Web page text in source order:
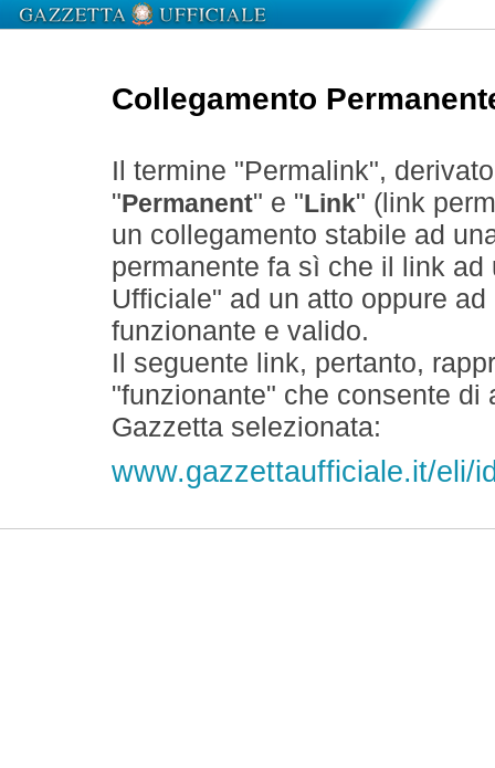
Collegamento
Il termine "Permalink",
" Permanent" e " Link" (link
un collegamento stabile ad
permanente fa sì che il link
Ufficiale" ad un atto oppure
funzionante e valido.
Il seguente link, pertanto,
"funzionante" che consente
Gazzetta selezionata:
www.gazzettaufficiale.it/eli/